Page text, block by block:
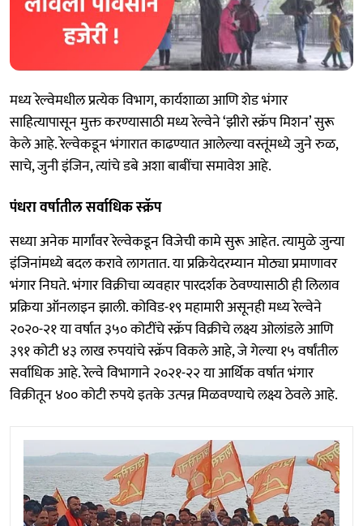
मध्य रेल्वेमधील प्रत्येक विभाग, कार्यशाळा आणि शेड भंगार
साहित्यापासून मुक्त करण्यासाठी मध्य रेल्वेने ‘झीरो स्क्रॅप मिशन’ सुरू
केले आहे. रेल्वेकडून भंगारात काढण्यात आलेल्या वस्तूंमध्ये जुने रुळ,
साचे, जुनी इंजिन, त्यांचे डबे अशा बाबींचा समावेश आहे.
पंधरा वर्षातील सर्वाधिक स्‍क्रॅप
सध्या अनेक मार्गांवर रेल्वेकडून विजेची कामे सुरू आहेत. त्यामुळे जुन्या
इंजिनांमध्ये बदल करावे लागतात. या प्रक्रियेदरम्यान मोठ्या प्रमाणावर
भंगार निघते. भंगार विक्रीचा व्यवहार पारदर्शक ठेवण्यासाठी ही लिलाव
प्रक्रिया ऑनलाइन झाली. कोविड-१९ महामारी असूनही मध्य रेल्वेने
२०२०-२१ या वर्षात ३५० कोटींचे स्क्रॅप विक्रीचे लक्ष्य ओलांडले आणि
३९१ कोटी ४३ लाख रुपयांचे स्क्रॅप विकले आहे, जे गेल्या १५ वर्षांतील
सर्वाधिक आहे. रेल्वे विभागाने २०२१-२२ या आर्थिक वर्षात भंगार
विक्रीतून ४०० कोटी रुपये इतके उत्पन्न मिळवण्याचे लक्ष्य ठेवले आहे.